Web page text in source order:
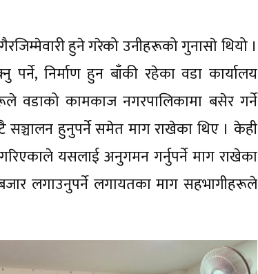
हुने गरेको उनीहरूको गुनासाे थियो ।
निर्माण हुन बाँकी रहेका वडा कार्यालय
वडाको कामकाज नगरपालिकामा बसेर गर्ने
सञ्चालन हुनुपर्ने समेत माग राखेका थिए । केही
यसलाई अनुगमन गर्नुपर्ने माग राखेका
लगाउनुपर्ने लगायतका माग सहभागीहरूले